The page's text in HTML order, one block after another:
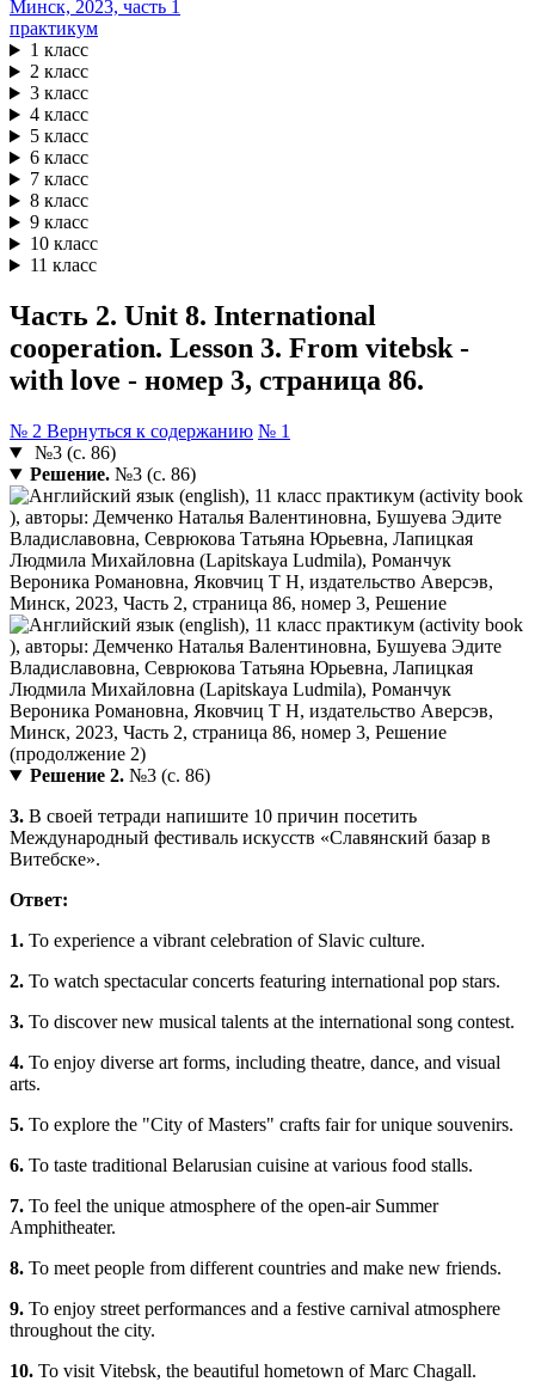
практикум
1 класс
2 класс
3 класс
4 класс
5 класс
6 класс
7 класс
8 класс
9 класс
10 класс
11 класс
Часть 2. Unit 8. International
cooperation. Lesson 3. From vitebsk -
with love - номер 3, страница 86.
№ 2 Вернуться к содержанию № 1
№3 (с. 86)
Решение.№3 (с. 86)
Решение 2.№3 (с. 86)
3. В своей тетради напишите 10 причин посетить
Международный фестиваль искусств «Славянский базар в
Витебске».
Ответ:
1. To experience a vibrant celebration of Slavic culture.
2. To watch spectacular concerts featuring international pop stars.
3. To discover new musical talents at the international song contest.
4. To enjoy diverse art forms, including theatre, dance, and visual
arts.
5. To explore the "City of Masters" crafts fair for unique souvenirs.
6. To taste traditional Belarusian cuisine at various food stalls.
7. To feel the unique atmosphere of the open-air Summer
Amphitheater.
8. To meet people from different countries and make new friends.
9. To enjoy street performances and a festive carnival atmosphere
throughout the city.
10. To visit Vitebsk, the beautiful hometown of Marc Chagall.